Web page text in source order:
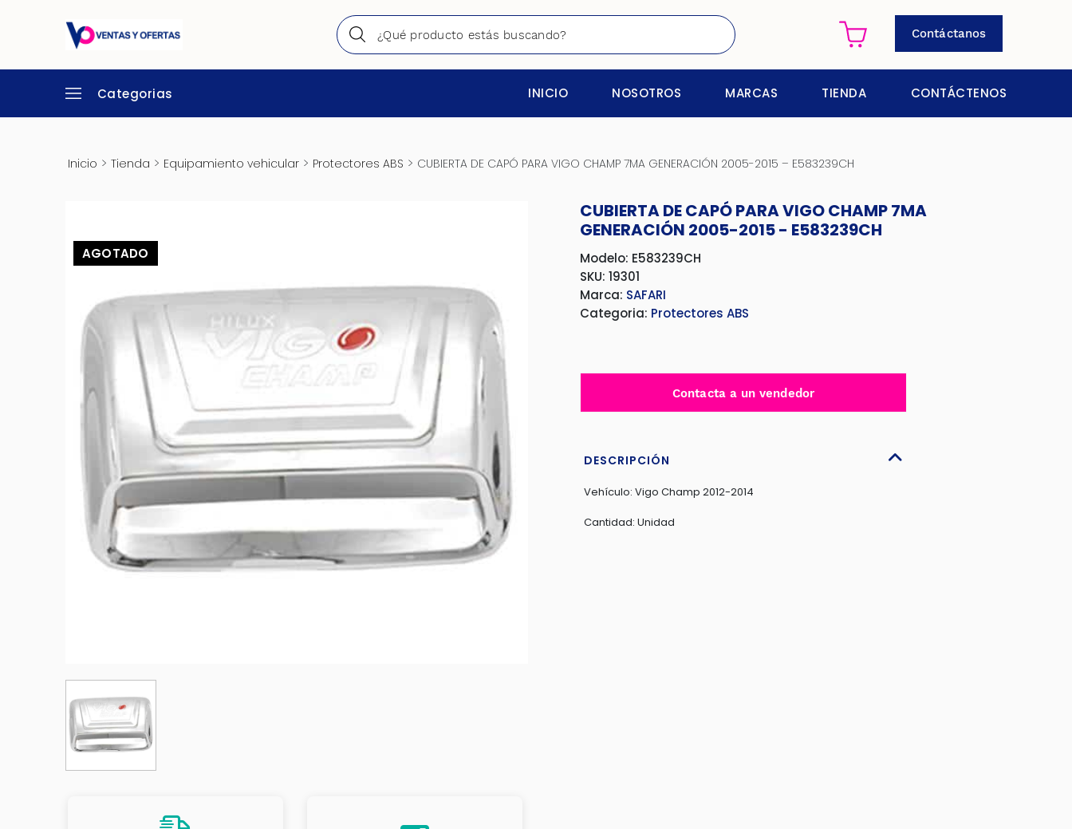
Contáctanos
Categorias INICIO NOSOTROS MARCAS TIENDA CONTÁCTENOS
Inicio > Tienda > Equipamiento vehicular> Protectores ABS > CUBIERTA DE CAPÓ PARA VIGO CHAMP 7MA GENERACIÓN 2005-2015 – E583239CH
AGOTADO
CUBIERTA DE CAPÓ PARA VIGO CHAMP 7MA
GENERACIÓN 2005-2015 - E583239CH
Modelo: E583239CH
SKU: 19301
Marca: SAFARI
Categoria: Protectores ABS
Contacta a un vendedor
DESCRIPCIÓN
Vehículo: Vigo Champ 2012-2014
Cantidad: Unidad